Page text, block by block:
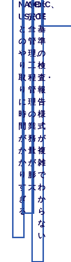
NAVFAC、
USACE
と
の
や
り
取
り
に
時
間
が
か
か
り
す
ぎ
る
QC、
安
全
管
理、
工
程
管
理
の
業
務
量
が
膨
大
米
軍
基
準
の
検
査・
報
告
様
式
が
複
雑
で
わ
か
ら
な
い